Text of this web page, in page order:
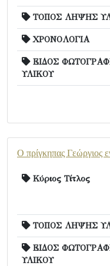
ΤΟΠΟΣ ΛΗΨΗΣ
ΧΡΟΝΟΛΟΓΙΑ
ΕΙΔΟΣ
ΥΛΙΚΟΥ
Ο πρίγκηπας Γεώργιος
Κύριος Τίτλος
ΤΟΠΟΣ ΛΗΨΗΣ
ΕΙΔΟΣ
ΥΛΙΚΟΥ